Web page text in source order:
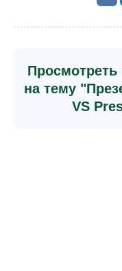
Просмотреть
на тему
VS